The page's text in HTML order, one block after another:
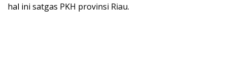
hal ini satgas PKH provinsi Riau.